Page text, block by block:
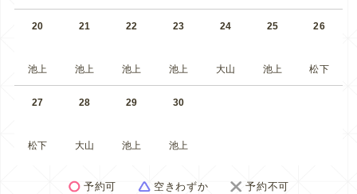
20
池上
21
池上
22
池上
23
池上
24
大山
25
池上
26
松下
27
松下
28
大山
29
池上
30
池上
予約可 空きわずか 予約不可